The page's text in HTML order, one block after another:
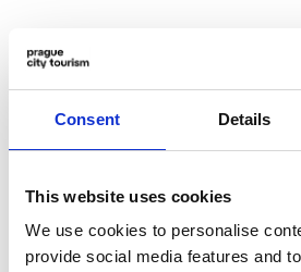
Consent Details
This website uses cookies
We use cookies to personalise
provide social media features and
Data jsou podle expertů na
zásadní pro chytré a
řízení turismu v Praze i
jejich národnosti, věkového
aktivity, o které se zajímají.
strukturu výdajů za